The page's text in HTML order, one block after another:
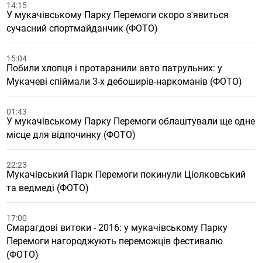
14:15
У мукачівському Парку Перемоги скоро з'явиться
сучасний спортмайданчик (ФОТО)
15:04
Побили хлопця і протаранили авто патрульних: у
Мукачеві спіймали 3-х дебоширів-наркоманів (ФОТО)
01:43
У мукачівському Парку Перемоги облаштували ще одне
місце для відпочинку (ФОТО)
22:23
Мукачівський Парк Перемоги покинули Ціолковський
та ведмеді (ФОТО)
17:00
Смарагдові витоки - 2016: у мукачівському Парку
Перемоги нагороджують переможців фестивалю
(ФОТО)